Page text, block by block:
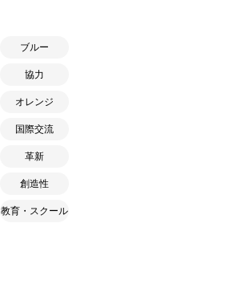
ブルー
協力
オレンジ
国際交流
革新
創造性
教育・スクール